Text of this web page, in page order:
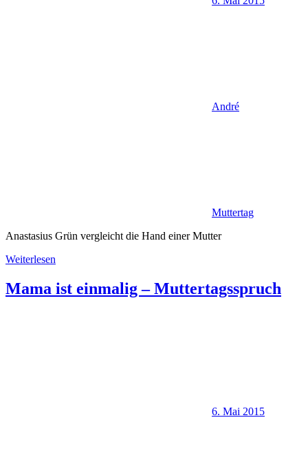
André
Muttertag
Anastasius Grün vergleicht die Hand einer Mutter
Weiterlesen
Mama ist einmalig – Muttertagsspruch
6. Mai 2015